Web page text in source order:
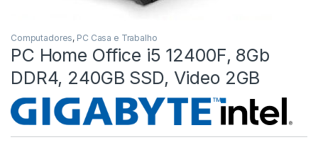
Computadores, PC Casa e Trabalho
PC Home Office i5 12400F, 8Gb
DDR4, 240GB SSD, Video 2GB